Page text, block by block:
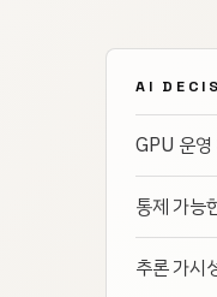
AI
GPU 운영
통제 가능
추론 가시